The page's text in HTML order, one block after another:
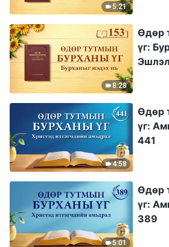
5:21
8:28
Өдөр
үг:
4:58
Өдөр
үг:
441
5:01
Өдөр
үг:
389